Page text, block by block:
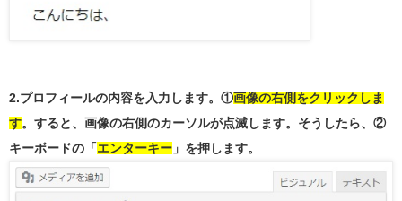
2.プロフィールの内容を入力します。①画像の右側をクリックしま
す 。すると、画像の右側のカーソルが点滅します。そうしたら、②
キーボードの「 エンターキー 」を押します。